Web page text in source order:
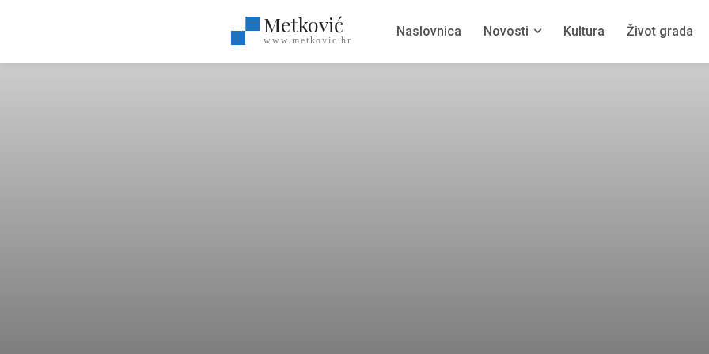
Metković
www.metkovic.hr
Naslovnica Novosti Kultura Život grada